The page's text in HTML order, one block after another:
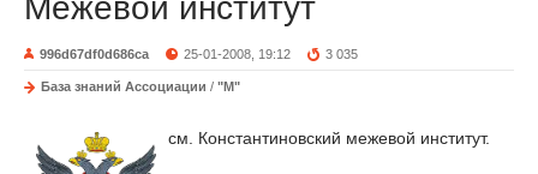
Межевой институт
996d67df0d686ca 25-01-2008, 19:12 3 035
База знаний Ассоциации / "М"
см. Константиновский межевой институт.